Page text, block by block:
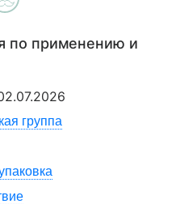
по применению и
группа